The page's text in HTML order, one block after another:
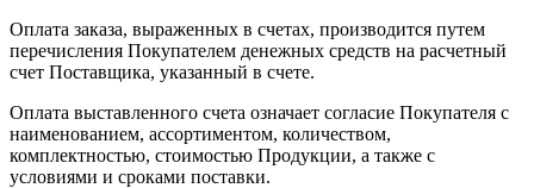
Оплата заказа, выраженных в счетах, производится путем
перечисления Покупателем денежных средств на расчетный
счет Поставщика, указанный в счете.
Оплата выставленного счета означает согласие Покупателя с
наименованием, ассортиментом, количеством,
комплектностью, стоимостью Продукции, а также с
условиями и сроками поставки.